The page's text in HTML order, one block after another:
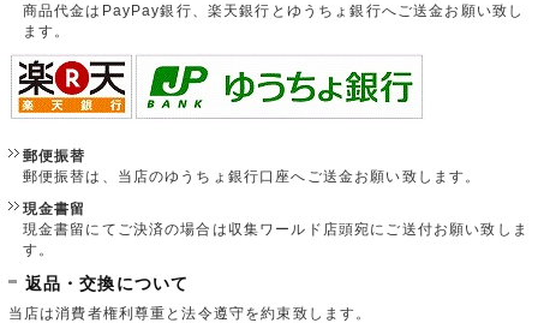
商品代金はPayPay銀行、楽天銀行とゆうちょ銀行へご送金お願い致し
ます。
郵便振替
郵便振替は、当店のゆうちょ銀行口座へご送金お願い致します。
現金書留
現金書留にてご決済の場合は収集ワールド店頭宛にご送付お願い致しま
す。
返品・交換について
当店は消費者権利尊重と法令遵守を約束致します。